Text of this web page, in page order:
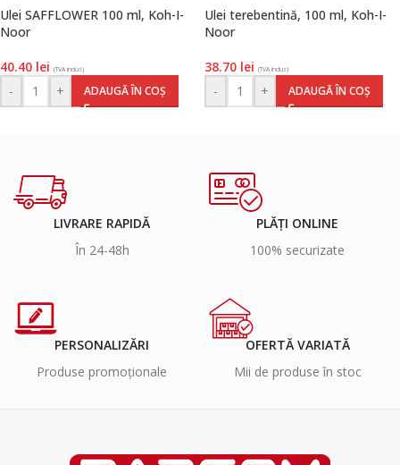
Ulei SAFFLOWER 100 ml, Koh-I-
Noor
40.40 lei (TVA inclus)
- + ADAUGĂ ÎN COȘ
Ulei terebentină, 100 ml, Koh-I-
Noor
38.70 lei (TVA inclus)
- + ADAUGĂ ÎN COȘ
LIVRARE RAPIDĂ
În 24-48h
PLĂȚI ONLINE
100% securizate
PERSONALIZĂRI
Produse promoționale
OFERTĂ VARIATĂ
Mii de produse în stoc